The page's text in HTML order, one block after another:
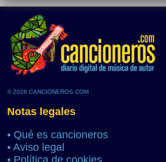
© 2026 CANCIONEROS.COM
Notas legales
• Qué es cancioneros
• Aviso legal
• Política de cookies